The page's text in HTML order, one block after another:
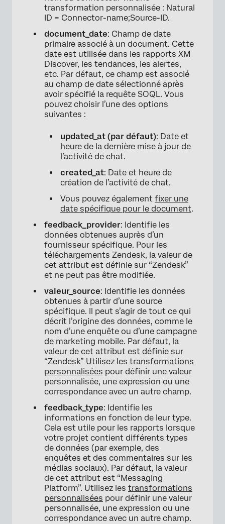
transformation personnalisée : Natural
ID = Connector-name;Source-ID.
document_date: Champ de date
primaire associé à un document. Cette
date est utilisée dans les rapports XM
Discover, les tendances, les alertes,
etc. Par défaut, ce champ est associé
au champ de date sélectionné après
avoir spécifié la requête SOQL. Vous
pouvez choisir l’une des options
suivantes :
updated_at (par défaut): Date et
heure de la dernière mise à jour de
l’activité de chat.
created_at: Date et heure de
création de l’activité de chat.
Vous pouvez également fixer une
date spécifique pour le document.
feedback_provider: Identifie les
données obtenues auprès d’un
fournisseur spécifique. Pour les
téléchargements Zendesk, la valeur de
cet attribut est définie sur “Zendesk”
et ne peut pas être modifiée.
valeur_source: Identifie les données
obtenues à partir d’une source
spécifique. Il peut s’agir de tout ce qui
décrit l’origine des données, comme le
nom d’une enquête ou d’une campagne
de marketing mobile. Par défaut, la
valeur de cet attribut est définie sur
“Zendesk” Utilisez les transformations
personnalisées pour définir une valeur
personnalisée, une expression ou une
correspondance avec un autre champ.
feedback_type: Identifie les
informations en fonction de leur type.
Cela est utile pour les rapports lorsque
votre projet contient différents types
de données (par exemple, des
enquêtes et des commentaires sur les
médias sociaux). Par défaut, la valeur
de cet attribut est “Messaging
Platform”. Utilisez les transformations
personnalisées pour définir une valeur
personnalisée, une expression ou une
correspondance avec un autre champ.